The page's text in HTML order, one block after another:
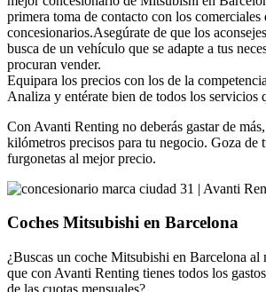
primera toma de contacto con los comerciales
concesionarios.Asegúrate de que los
busca de un vehículo que se adapte a tus
procuran vender.
Equipara los precios con los de la
Analiza y entérate bien de todos los servicios
Con Avanti Renting no deberás gastar de
kilómetros precisos para tu negocio. Goza de
furgonetas al mejor precio.
Coches Mitsubishi en Barcelona
¿Buscas un coche Mitsubishi en Barcelona al
que con Avanti Renting tienes todos los
de las cuotas mensuales?